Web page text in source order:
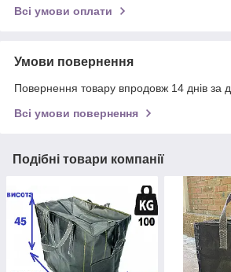
Всі умови оплати
Умови повернення
Повернення товару впродовж 14 днів за
Всі умови повернення
Подібні товари компанії